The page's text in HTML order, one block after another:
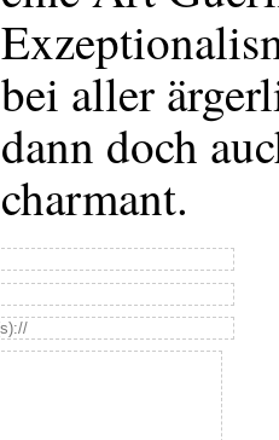
bei aller
dann doch
charmant.